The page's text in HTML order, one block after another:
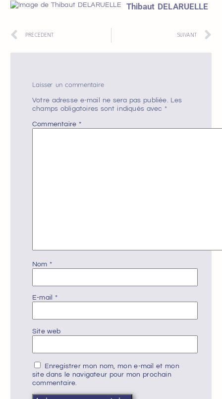
Thibaut DELARUELLE
PRÉCÉDENT SUIVANT
Laisser un commentaire
Votre adresse e-mail ne sera pas publiée. Les
champs obligatoires sont indiqués avec *
Commentaire *
Nom*
E-mail *
Site web
Enregistrer mon nom, mon e-mail et mon
site dans le navigateur pour mon prochain
commentaire.